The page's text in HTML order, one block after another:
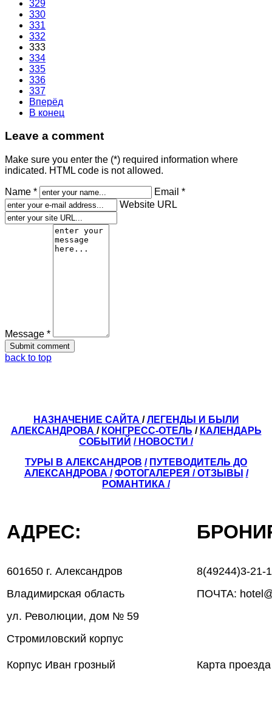
329
330
331
332
333
334
335
336
337
Вперёд
В конец
Leave a comment
Make sure you enter the (*) required information where
indicated. HTML code is not allowed.
Name *
Email *
Website URL
Message *
back to top
НАЗНАЧЕНИЕ САЙТА /ЛЕГЕНДЫ И БЫЛИ
АЛЕКСАНДРОВА / КОНГРЕСС-ОТЕЛЬ / КАЛЕНДАРЬ
СОБЫТИЙ / НОВОСТИ /
ТУРЫ В АЛЕКСАНДРОВ / ПУТЕВОДИТЕЛЬ ДО
АЛЕКСАНДРОВА / ФОТОГАЛЕРЕЯ /ОТЗЫВЫ /
РОМАНТИКА /
АДРЕС:
601650 г. Александров
Владимирская область
ул. Революции, дом № 59
Стромиловский корпус
Корпус Иван грозный
8(49244)3-21-
ПОЧТА:
Карта